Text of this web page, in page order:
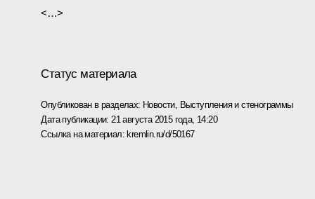
<…>
Статус материала
Опубликован в разделах: Новости, Выступления и стенограммы
Дата публикации: 21 августа 2015 года, 14:20
Ссылка на материал: kremlin.ru/d/50167